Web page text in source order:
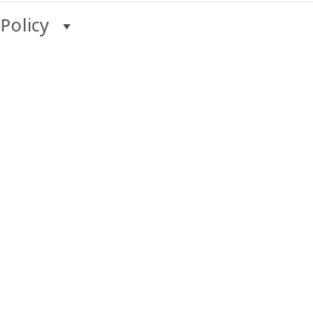
Policy